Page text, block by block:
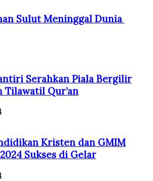
Sulut Meninggal Dunia
Serahkan Piala Bergilir
Tilawatil Qur’an
Kristen dan GMIM
Sukses di Gelar